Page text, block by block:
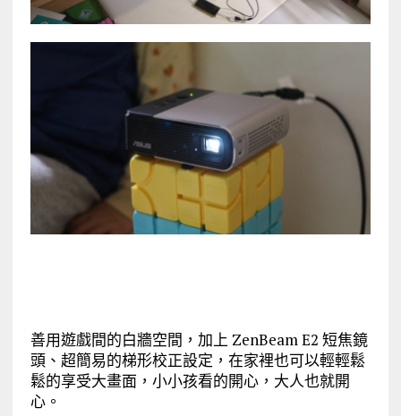
善用遊戲間的白牆空間，加上 ZenBeam E2 短焦鏡
頭、超簡易的梯形校正設定，在家裡也可以輕輕鬆
鬆的享受大畫面，小小孩看的開心，大人也就開
心。